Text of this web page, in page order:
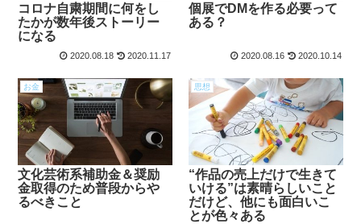
コロナ自粛期間に何をし
たかが数年後ストーリー
になる
2020.08.18 2020.11.17
個展でDMを作る必要って
ある？
2020.08.16 2020.10.14
お金
文化芸術系補助金＆奨励
金取得のため普段からや
るべきこと
思想
“作品の売上だけで生きて
いける”は素晴らしいこと
だけど、他にも面白いこ
とが色々ある